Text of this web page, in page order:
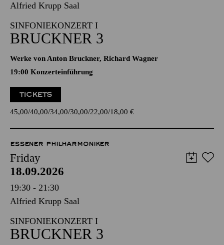
Alfried Krupp Saal
SINFONIEKONZERT I
BRUCKNER 3
Werke von Anton Bruckner, Richard Wagner
19:00 Konzerteinführung
TICKETS
45,00 40,00 34,00 30,00 22,00 18,00 €
ESSENER PHILHARMONIKER
Friday
18.09.2026
19:30 - 21:30
Alfried Krupp Saal
SINFONIEKONZERT I
BRUCKNER 3